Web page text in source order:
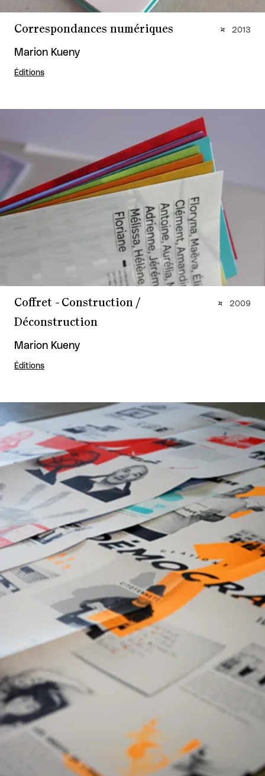
Correspondances numériques
Marion Kueny
Éditions
2013
Coffret - Construction /
Déconstruction
Marion Kueny
Éditions
2009